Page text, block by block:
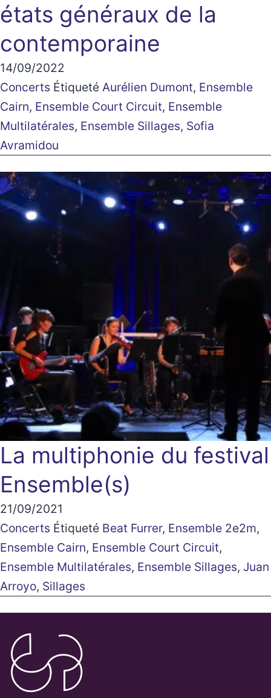
états généraux de la
contemporaine
14/09/2022
Concerts Étiqueté Aurélien Dumont, Ensemble
Cairn, Ensemble Court Circuit, Ensemble
Multilatérales, Ensemble Sillages, Sofia
Avramidou
La multiphonie du festival
Ensemble(s)
21/09/2021
Concerts Étiqueté Beat Furrer, Ensemble 2e2m,
Ensemble Cairn, Ensemble Court Circuit,
Ensemble Multilatérales, Ensemble Sillages, Juan
Arroyo, Sillages